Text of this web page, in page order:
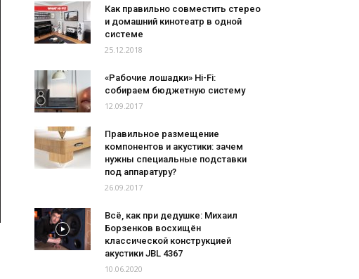
Как правильно совместить стерео
и домашний кинотеатр в одной
системе
25.12.2018
«Рабочие лошадки» Hi-Fi:
собираем бюджетную систему
12.09.2017
Правильное размещение
компонентов и акустики: зачем
нужны специальные подставки
под аппаратуру?
26.09.2017
Всё, как при дедушке: Михаил
Борзенков восхищён
классической конструкцией
акустики JBL 4367
10.06.2020